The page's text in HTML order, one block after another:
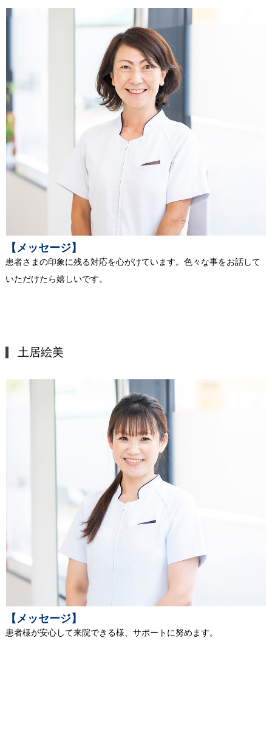
【メッセージ】
患者さまの印象に残る対応を心がけています。色々な事をお話して
いただけたら嬉しいです。
土居絵美
【メッセージ】
患者様が安心して来院できる様、サポートに努めます。